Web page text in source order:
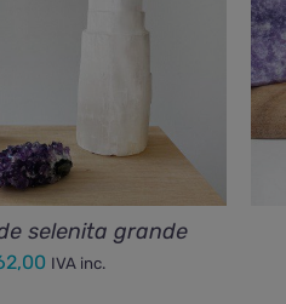
selenita grande
IVA inc.